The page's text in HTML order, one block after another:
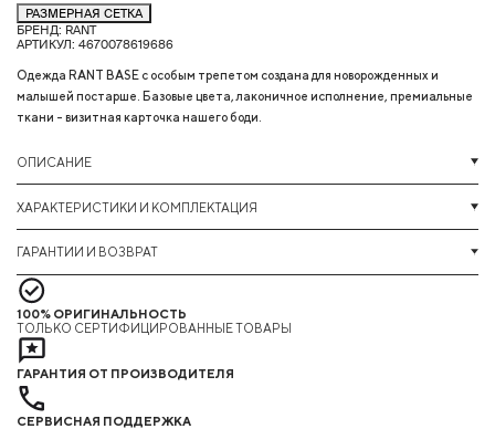
РАЗМЕРНАЯ СЕТКА
БРЕНД: RANT
АРТИКУЛ: 4670078619686
Одежда RANT BASE с особым трепетом создана для новорожденных и
малышей постарше. Базовые цвета, лаконичное исполнение, премиальные
ткани - визитная карточка нашего боди.
ОПИСАНИЕ
ХАРАКТЕРИСТИКИ И КОМПЛЕКТАЦИЯ
ГАРАНТИИ И ВОЗВРАТ
100% ОРИГИНАЛЬНОСТЬ
ТОЛЬКО СЕРТИФИЦИРОВАННЫЕ ТОВАРЫ
ГАРАНТИЯ ОТ ПРОИЗВОДИТЕЛЯ
СЕРВИСНАЯ ПОДДЕРЖКА